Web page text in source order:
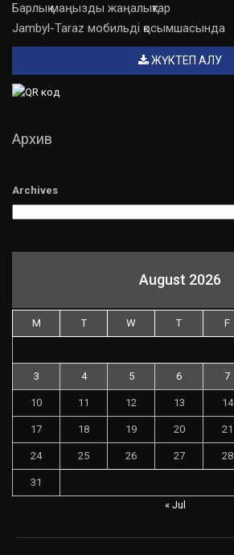
Барлық маңызды жаңалықтар
Jambyl-Taraz мобильді қосымшасында
ЖҮКТЕП АЛУ
Архив
Archives
August 2026
M T W T F
3 4 5 6 7
10 11 12 13 14
17 18 19 20 21
24 25 26 27 28
31
« Jul